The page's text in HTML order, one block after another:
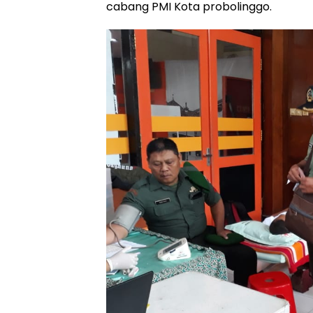
cabang PMI Kota probolinggo.